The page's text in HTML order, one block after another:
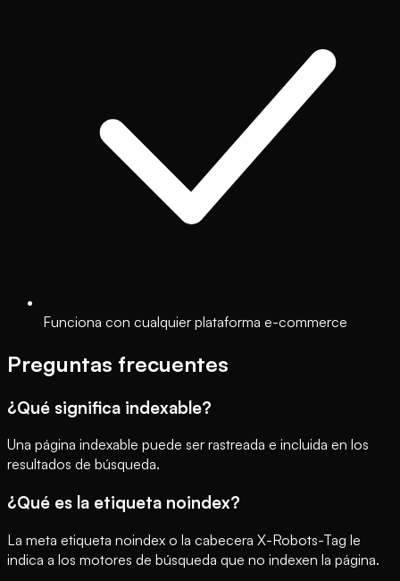
Funciona con cualquier plataforma e-commerce
Preguntas frecuentes
¿Qué significa indexable?
Una página indexable puede ser rastreada e incluida en los
resultados de búsqueda.
¿Qué es la etiqueta noindex?
La meta etiqueta noindex o la cabecera X-Robots-Tag le
indica a los motores de búsqueda que no indexen la página.